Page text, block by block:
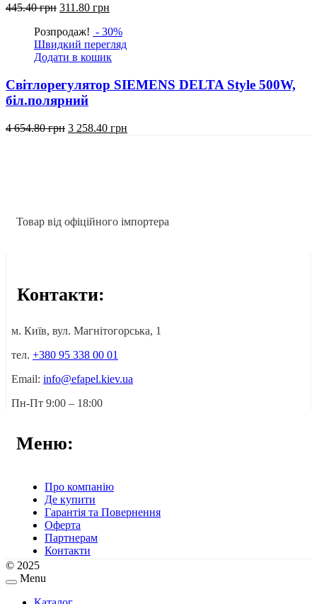
445.40грн Оригінальна
445.40
грн.
311.80 грн
311.80
грн.
Розпродаж! - 30%
Швидкий перегляд
Додати в кошик
Світлорегулятор SIEMENS DELTA Style 500W,
біл.полярний
4 654.80грн Оригінальна
3 258.40 грн
Товар від офіційного імпортера
Контакти:
м. Київ, вул. Магнітогорська, 1
тел. +380 95 338 00 01
Email: info@efapel.kiev.ua
Пн-Пт 9:00 – 18:00
Меню:
Про компанію
Де купити
Гарантія та Повернення
Оферта
Партнерам
Контакти
© 2025
Menu